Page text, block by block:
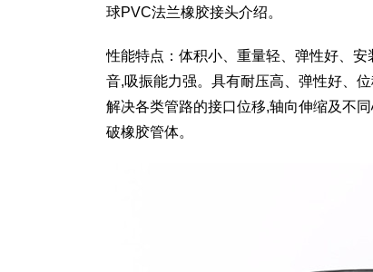
球PVC法兰橡胶接头介绍。
性能特点：体积小、重量轻、弹性好、
音,吸振能力强。具有耐压高、弹性好、
解决各类管路的接口位移,轴向伸缩及不
破橡胶管体。